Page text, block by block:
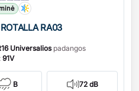
RA03
Universaliospadangos
91V
B 72 dB